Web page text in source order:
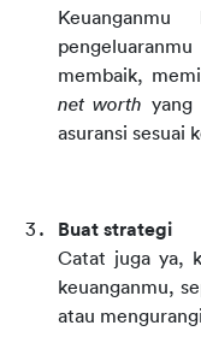
net worth yang
asuransi sesuai
Buat strategi
Catat juga ya,
keuanganmu,
atau